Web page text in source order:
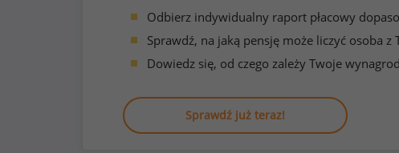
Odbierz indywidualny raport płacowy
Sprawdź, na jaką pensję może liczyć osoba
Dowiedz się, od czego zależy Twoje
Sprawdź już teraz!